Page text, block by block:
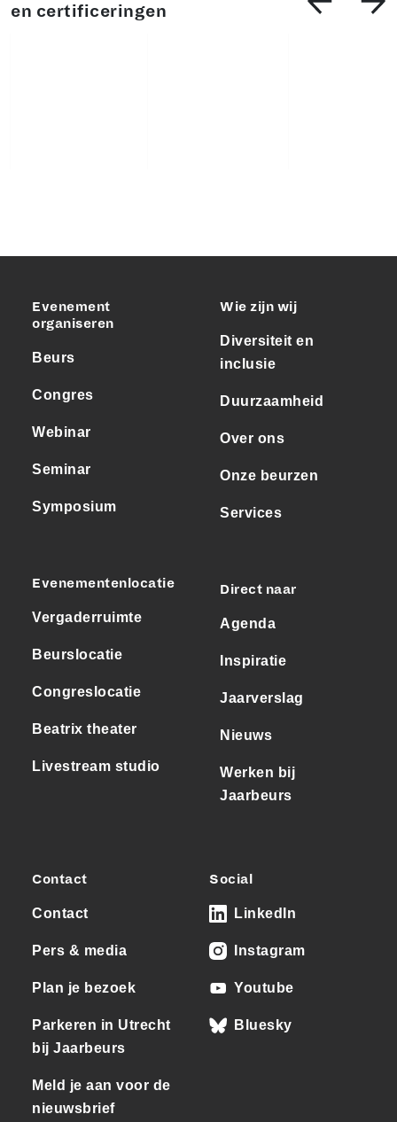
en certificeringen
Evenement
organiseren
Beurs
Congres
Webinar
Seminar
Symposium
Evenementenlocatie
Vergaderruimte
Beurslocatie
Congreslocatie
Beatrix theater
Livestream studio
Wie zijn wij
Diversiteit en
inclusie
Duurzaamheid
Over ons
Onze beurzen
Services
Direct naar
Agenda
Inspiratie
Jaarverslag
Nieuws
Werken bij
Jaarbeurs
Contact
Contact
Pers & media
Plan je bezoek
Parkeren in Utrecht
bij Jaarbeurs
Meld je aan voor de
nieuwsbrief
Social
LinkedIn
Instagram
Youtube
Bluesky